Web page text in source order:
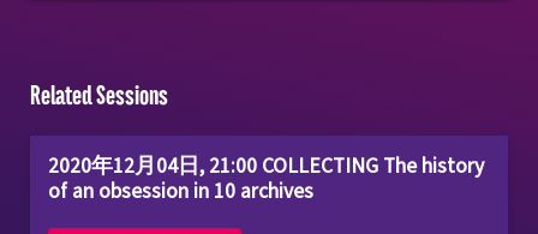
Related Sessions
2020年12月04日, 21:00 COLLECTING The history
of an obsession in 10 archives